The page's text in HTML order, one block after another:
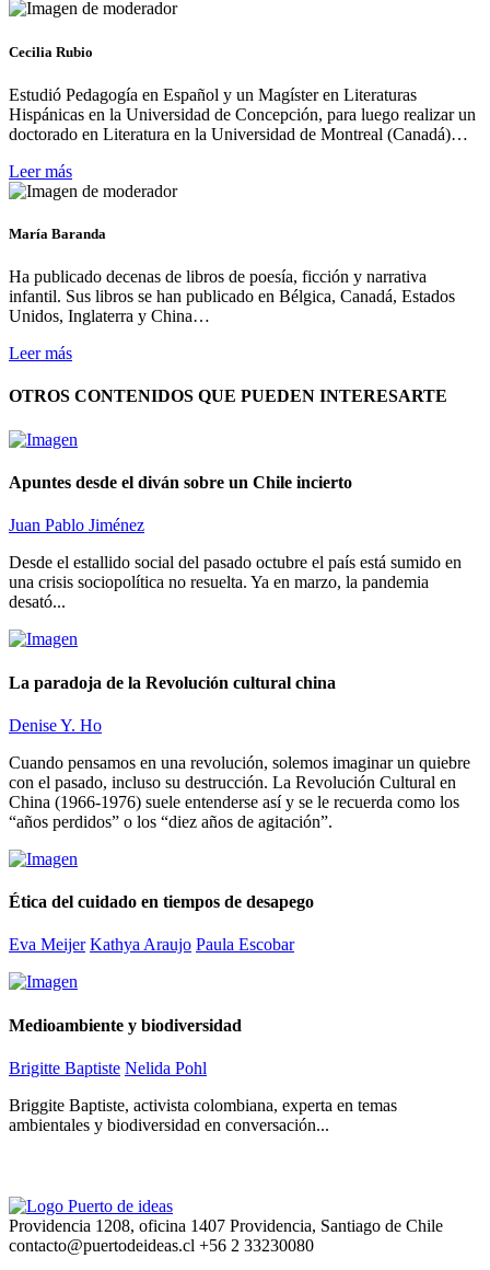
Cecilia Rubio
Estudió Pedagogía en Español y un Magíster en Literaturas
Hispánicas en la Universidad de Concepción, para luego realizar un
doctorado en Literatura en la Universidad de Montreal (Canadá)…
Leer más
María Baranda
Ha publicado decenas de libros de poesía, ficción y narrativa
infantil. Sus libros se han publicado en Bélgica, Canadá, Estados
Unidos, Inglaterra y China…
Leer más
OTROS CONTENIDOS QUE PUEDEN INTERESARTE
Apuntes desde el diván sobre un Chile incierto
Juan Pablo Jiménez
Desde el estallido social del pasado octubre el país está sumido en
una crisis sociopolítica no resuelta. Ya en marzo, la pandemia
desató...
La paradoja de la Revolución cultural china
Denise Y. Ho
Cuando pensamos en una revolución, solemos imaginar un quiebre
con el pasado, incluso su destrucción. La Revolución Cultural en
China (1966-1976) suele entenderse así y se le recuerda como los
“años perdidos” o los “diez años de agitación”.
Ética del cuidado en tiempos de desapego
Eva Meijer Kathya Araujo Paula Escobar
Medioambiente y biodiversidad
Brigitte Baptiste Nelida Pohl
Briggite Baptiste, activista colombiana, experta en temas
ambientales y biodiversidad en conversación...
Providencia 1208, oficina 1407 Providencia, Santiago de Chile
contacto@puertodeideas.cl +56 2 33230080